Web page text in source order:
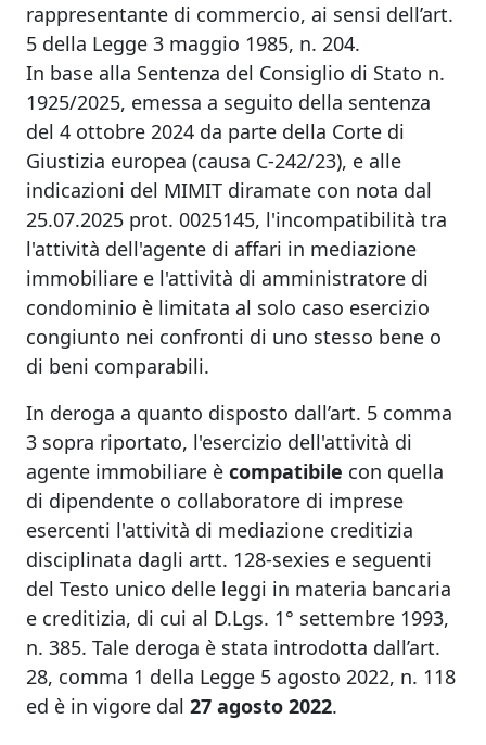
rappresentante di commercio, ai sensi dell’art.
5 della Legge 3 maggio 1985, n. 204.
In base alla Sentenza del Consiglio di Stato n.
1925/2025, emessa a seguito della sentenza
del 4 ottobre 2024 da parte della Corte di
Giustizia europea (causa C-242/23), e alle
indicazioni del MIMIT diramate con nota dal
25.07.2025 prot. 0025145, l'incompatibilità tra
l'attività dell'agente di affari in mediazione
immobiliare e l'attività di amministratore di
condominio è limitata al solo caso esercizio
congiunto nei confronti di uno stesso bene o
di beni comparabili.
In deroga a quanto disposto dall’art. 5 comma
3 sopra riportato, l'esercizio dell'attività di
agente immobiliare è compatibile con quella
di dipendente o collaboratore di imprese
esercenti l'attività di mediazione creditizia
disciplinata dagli artt. 128-sexies e seguenti
del Testo unico delle leggi in materia bancaria
e creditizia, di cui al D.Lgs. 1° settembre 1993,
n. 385. Tale deroga è stata introdotta dall’art.
28, comma 1 della Legge 5 agosto 2022, n. 118
ed è in vigore dal 27 agosto 2022.